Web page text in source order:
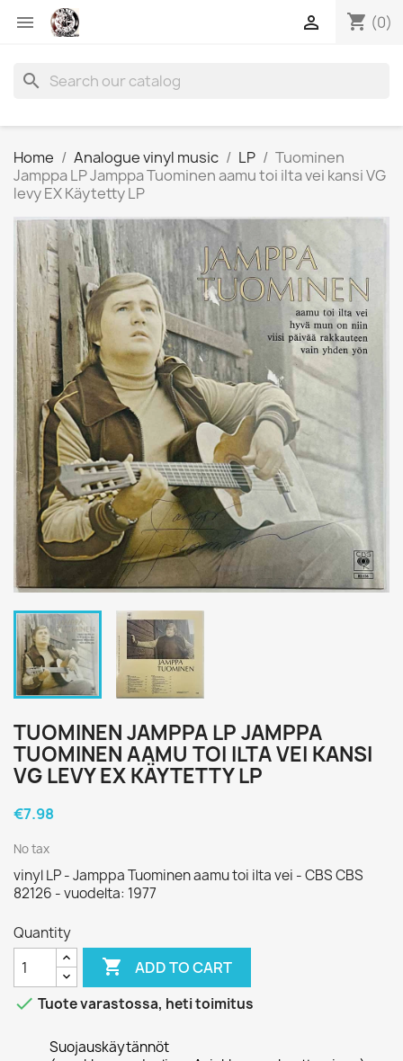
 shopping_cart (0)

search
Home Analogue vinyl music LP
Tuominen
Jamppa LP Jamppa Tuominen aamu toi ilta vei kansi VG
levy EX Käytetty LP
TUOMINEN JAMPPA LP JAMPPA
TUOMINEN AAMU TOI ILTA VEI KANSI
VG LEVY EX KÄYTETTY LP
€7.98
No tax
vinyl LP - Jamppa Tuominen aamu toi ilta vei - CBS CBS
82126 - vuodelta: 1977
Quantity
 ADD TO CART
 Tuote varastossa, heti toimitus
Suojauskäytännöt